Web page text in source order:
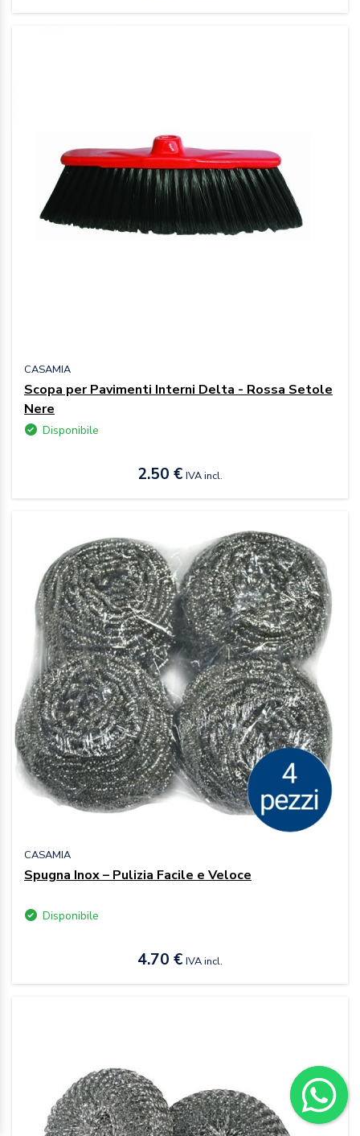
CASAMIA
Scopa per Pavimenti Interni Delta - Rossa Setole
Nere
Disponibile
2.50 € IVA incl.
CASAMIA
Spugna Inox – Pulizia Facile e Veloce
Disponibile
4.70 € IVA incl.